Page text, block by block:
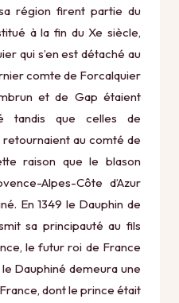
région firent partie du
à la fin du Xe siècle,
qui s’en est détaché au
comte de Forcalquier
et de Gap étaient
tandis que celles de
au comté de
raison que le blason
Alpes-Côte d’Azur
En 1349 le Dauphin de
sa principauté au fils
le futur roi de France
Dauphiné demeura une
dont le prince était